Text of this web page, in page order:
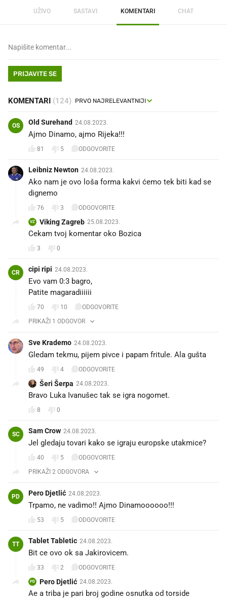
UŽIVO SASTAVI KOMENTARI CHAT
PRIJAVITE SE
KOMENTARI (124)
OS Old Surehand 24.08.2023.
Ajmo Dinamo, ajmo Rijeka!!!
81 5 ODGOVORITE
Leibniz Newton 24.08.2023.
Ako nam je ovo loša forma kakvi ćemo tek biti kad se
dignemo
76 3 ODGOVORITE
VZ Viking Zagreb 25.08.2023.
Cekam tvoj komentar oko Bozica
3 0
CR cipi ripi 24.08.2023.
Evo vam 0:3 bagro,
Patite magaradiiiiii
70 10
ODGOVORITE
PRIKAŽI 1 ODGOVOR
Sve Krademo 24.08.2023.
Gledam tekmu, pijem pivce i papam fritule. Ala gušta
49 4 ODGOVORITE
Šeri Šerpa 24.08.2023.
Bravo Luka Ivanušec tak se igra nogomet.
8 0
SC Sam Crow 24.08.2023.
Jel gledaju tovari kako se igraju europske utakmice?
40 5
ODGOVORITE
PRIKAŽI 2 ODGOVORA
PD Pero Djetlić 24.08.2023.
Trpamo, ne vadimo!! Ajmo Dinamoooooo!!!
53 5 ODGOVORITE
TT Tablet Tabletic 24.08.2023.
Bit ce ovo ok sa Jakirovicem.
33 2 ODGOVORITE
PD Pero Djetlić 24.08.2023.
Ae a triba je pari broj godine osnutka od torside